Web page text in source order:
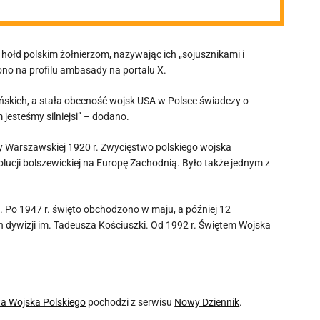
polskim żołnierzom, nazywając ich „sojusznikami i
na profilu ambasady na portalu X.
a stała obecność wojsk USA w Polsce świadczy o
silniejsi” – dodano.
1920 r. Zwycięstwo polskiego wojska
bolszewickiej na Europę Zachodnią. Było także jednym z
1947 r. święto obchodzono w maju, a później 12
im. Tadeusza Kościuszki. Od 1992 r. Świętem Wojska
Wojska Polskiego pochodzi z serwisu Nowy Dziennik.